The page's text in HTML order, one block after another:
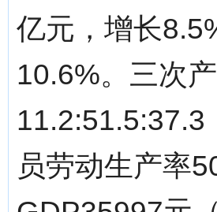
亿元，增长
10.6%。三次
11.2:51.5:37.3
员劳动生产率